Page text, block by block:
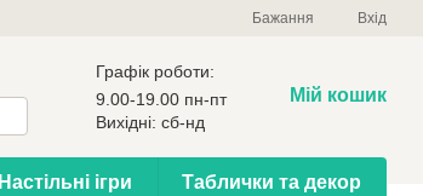
Бажання Вхід
Графік роботи:
9.00-19.00 пн-пт
Вихідні: сб-нд
Мій кошик
Настільні ігри Таблички та декор